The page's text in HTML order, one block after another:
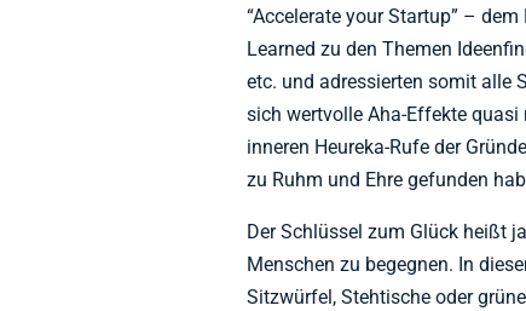
“Accelerate your Startup” –
Learned zu den Themen
etc. und adressierten somit alle
sich wertvolle Aha-Effekte
inneren Heureka-Rufe der
zu Ruhm und Ehre gefunden
Der Schlüssel zum Glück heißt
Menschen zu begegnen. In
Sitzwürfel, Stehtische oder